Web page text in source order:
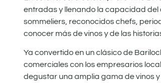
entradas y llenando la capacidad del
sommeliers, reconocidos chefs,
conocer más de vinos y de las
Ya convertido en un clásico de
comerciales con los empresarios
degustar una amplia gama de vinos